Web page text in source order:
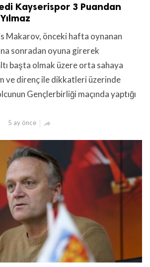
Kayserispor 3 Puandan
Makarov, önceki hafta oynanan
sonradan oyuna girerek
başta olmak üzere orta sahaya
ve direnç ile dikkatleri üzerinde
Gençlerbirliği maçında yaptığı
5 ay önce 